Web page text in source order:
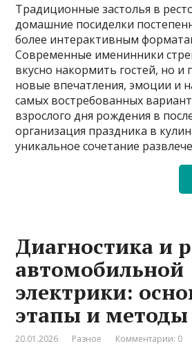
Традиционные застолья в
домашние посиделки
более интерактивным
Современные именинники
вкусно накормить гостей, но и
новые впечатления, эмоции и
самых востребованных
взрослого дня рождения в
организация праздника в
уникальное сочетание
Диагностика и
автомобильной
электрики:
этапы и методы
20.01.2026 Разное Комментарии: 0